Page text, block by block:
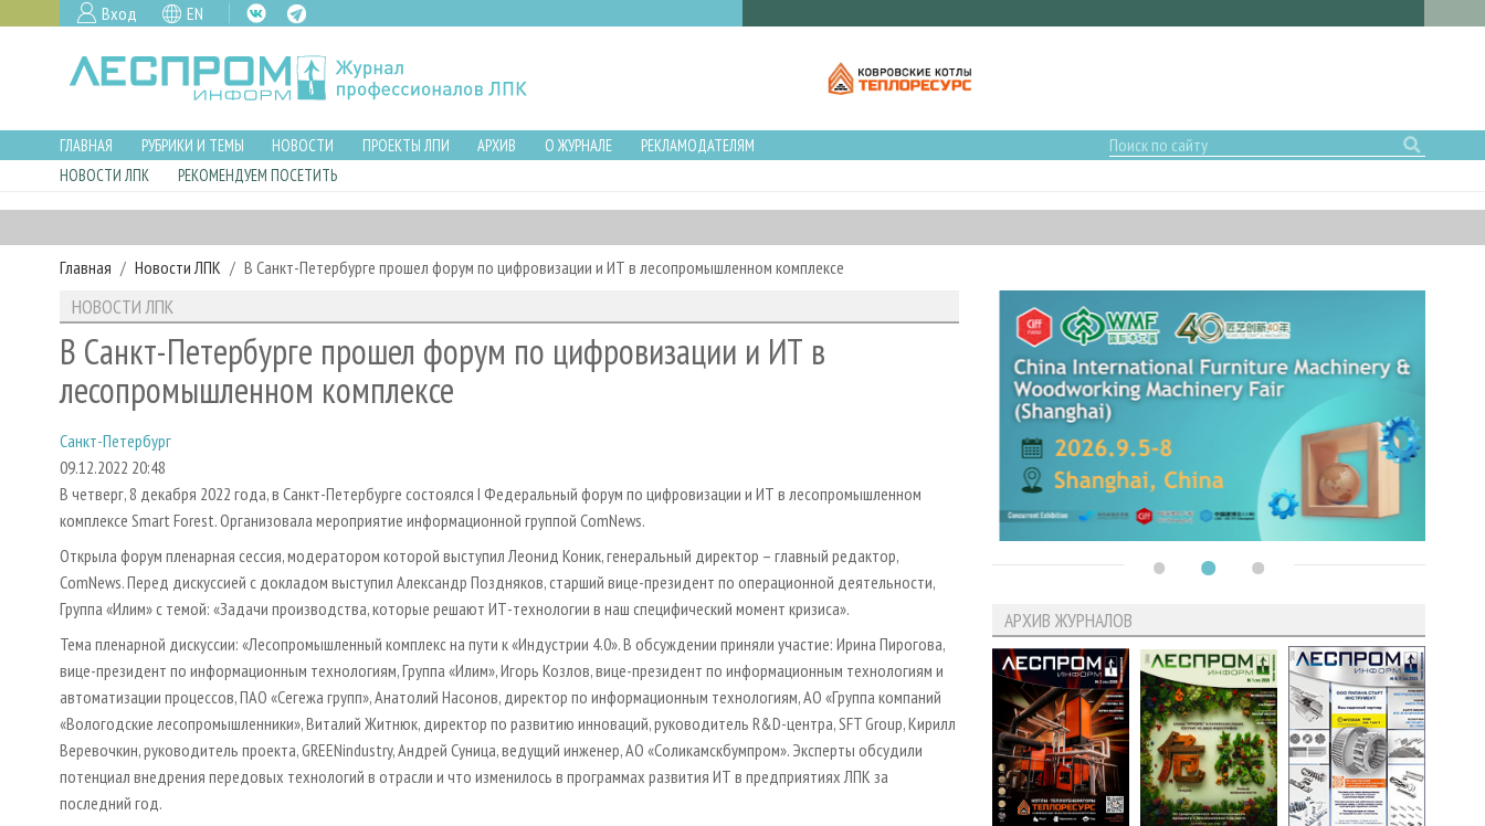
Вход EN
ГЛАВНАЯ РУБРИКИ И ТЕМЫ НОВОСТИ ПРОЕКТЫ ЛПИ АРХИВ О ЖУРНАЛЕ
РЕКЛАМОДАТЕЛЯМ
НОВОСТИ ЛПК
РЕКОМЕНДУЕМ ПОСЕТИТЬ
Главная Новости ЛПК В Санкт-Петербурге прошел форум по цифровизации и ИТ в лесопромышленном комплексе
НОВОСТИ ЛПК
В Санкт-Петербурге прошел форум по цифровизации и ИТ в
лесопромышленном комплексе
Санкт-Петербург
09.12.2022 20:48
В четверг, 8 декабря 2022 года, в Санкт-Петербурге состоялся I Федеральный форум по цифровизации и ИТ в лесопромышленном
комплексе Smart Forest. Организовала мероприятие информационной группой ComNews.
Открыла форум пленарная сессия, модератором которой выступил Леонид Коник, генеральный директор – главный редактор,
ComNews. Перед дискуссией с докладом выступил Александр Поздняков, старший вице-президент по операционной деятельности,
Группа «Илим» с темой: «Задачи производства, которые решают ИТ-технологии в наш специфический момент кризиса».
Тема пленарной дискуссии: «Лесопромышленный комплекс на пути к «Индустрии 4.0». В обсуждении приняли участие: Ирина Пирогова,
вице-президент по информационным технологиям, Группа «Илим», Игорь Козлов, вице-президент по информационным технологиям и
автоматизации процессов, ПАО «Сегежа групп», Анатолий Насонов, директор по информационным технологиям, АО «Группа компаний
«Вологодские лесопромышленники», Виталий Житнюк, директор по развитию инноваций, руководитель R&D-центра, SFT Group, Кирилл
Веревочкин, руководитель проекта, GREENindustry, Андрей Суница, ведущий инженер, АО «Соликамскбумпром». Эксперты обсудили
потенциал внедрения передовых технологий в отрасли и что изменилось в программах развития ИТ в предприятиях ЛПК за
последний год.
АРХИВ ЖУРНАЛОВ